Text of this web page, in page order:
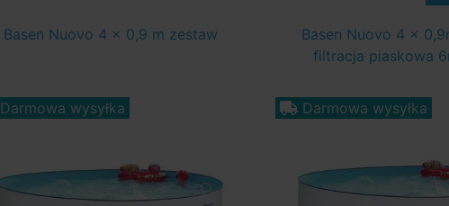
Basen Nuovo 4 x 0,9 m zestaw
Darmowa wysyłka
Basen Nuovo 4 x
filtracja piaskowa
Darmowa wysyłka